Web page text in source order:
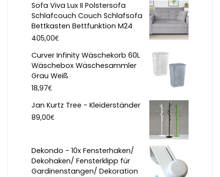
Sofa Viva Lux II Polstersofa
Schlafcouch Couch Schlafsofa
Bettkasten Bettfunktion M24
405,00€
Curver Infinity Wäschekorb 60L
Wäschebox Wäschesammler
Grau Weiß
18,97€
Jan Kurtz Tree - Kleiderständer
89,00€
Dekondo - 10x Fensterhaken/
Dekohaken/ Fensterklipp für
Gardinenstangen/ Dekoration